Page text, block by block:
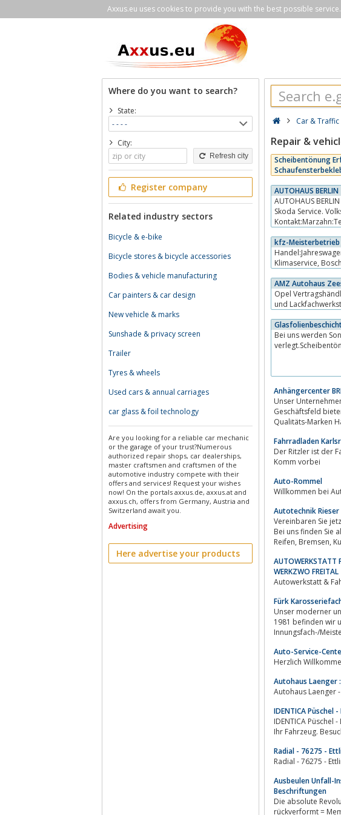
Axxus.eu uses cookies to provide you with the best possible
Where do you want to search?
State:
City:
Refresh city
Register company
Related industry sectors
Bicycle & e-bike
Bicycle stores & bicycle accessories
Bodies & vehicle manufacturing
Car painters & car design
New vehicle & marks
Sunshade & privacy screen
Trailer
Tyres & wheels
Used cars & annual carriages
car glass & foil technology
Are you looking for a reliable car mechanic
or the garage of your trust?Numerous
authorized repair shops, car dealerships,
master craftsmen and craftsmen of the
automotive industry compete with their
offers and services! Request your wishes
now! On the portals axxus.de, axxus.at and
axxus.ch, offers from Germany, Austria and
Switzerland await you.
Advertising
Here advertise your products
Car & Traffic
Repair &
Scheibentönung
AUTOHAUS BERLIN
AUTOHAUS
Skoda Service.
kfz-Meisterbetrieb
Klimaservice,
AMZ Autohaus
Opel
und
Bei uns werden
Anhängercenter
Unser
Geschäftsfeld bieten wir Ihnen
Fahrradladen
Der Ritzler ist der
Komm vorbei
Auto-Rommel
Willkommen bei
Autotechnik
Vereinbaren Sie jetzt
Bei uns finden Sie alles, was Ihr Auto braucht: Reparatur, Inspektion, Hauptuntersuchung,
WERKZWO FREITAL
Autowerkstatt &
Fürk
Unser moderner
1981 befinden wir uns auf
Auto-Service-
Herzlich
Autohaus Laenger
Autohaus Laenger
IDENTICA Püschel
IDENTICA Püschel - Lackier-, Mechanik- und Karosseriearbeiten sowie
Ihr Fahrzeug.
Radial - 76275 -
Ausbeulen Unfall-
Beschriftungen
Die absolute
rückverformt =